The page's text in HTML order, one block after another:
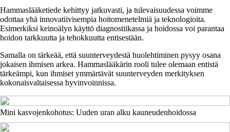
Hammaslääketiede kehittyy jatkuvasti, ja tulevaisuudessa voimme
odottaa yhä innovatiivisempia hoitomenetelmiä ja teknologioita.
Esimerkiksi keinoälyn käyttö diagnostiikassa ja hoidossa voi parantaa
hoidon tarkkuutta ja tehokkuutta entisestään.
Samalla on tärkeää, että suunterveydestä huolehtiminen pysyy osana
jokaisen ihmisen arkea. Hammaslääkärin rooli tulee olemaan entistä
tärkeämpi, kun ihmiset ymmärtävät suunterveyden merkityksen
kokonaisvaltaisessa hyvinvoinnissa.
Mini kasvojenkohotus: Uuden uran alku kauneudenhoidossa